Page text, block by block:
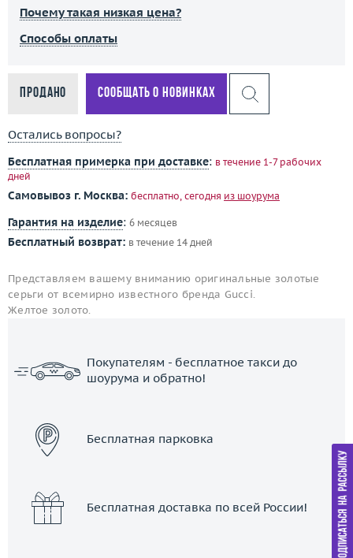
Почему такая низкая цена?
Способы оплаты
Продано Сообщать о новинках
Остались вопросы?
Бесплатная примерка при доставке: в течение 1-7 рабочих
дней
Самовывоз г. Москва: бесплатно, сегодня из шоурума
Гарантия на изделие: 6 месяцев
Бесплатный возврат: в течение 14 дней
Представляем вашему вниманию оригинальные золотые
серьги от всемирно известного бренда Gucci.
Желтое золото.
Покупателям - бесплатное такси до
шоурума и обратно!
Бесплатная парковка
Бесплатная доставка по всей России!